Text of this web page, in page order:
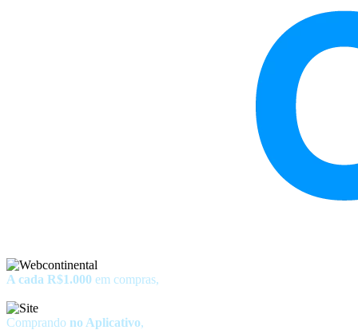
A cada R$1.000 em compras,
Comprando no Aplicativo,